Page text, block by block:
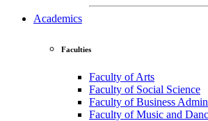
Academics
Faculties
Faculty of Arts
Faculty of Social Science
Faculty of Business
Faculty of Music and